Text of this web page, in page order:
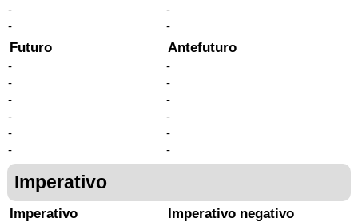
-
-
-
-
Futuro
-
-
-
-
-
-
Antefuturo
-
-
-
-
-
-
Imperativo
Imperativo Imperativo negativo